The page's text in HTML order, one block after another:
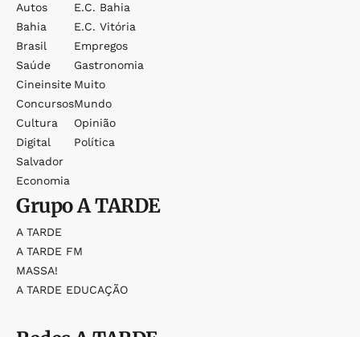
Autos
Bahia
Brasil
Saúde
Cineinsite
Concursos
Cultura
Digital
Salvador
Economia
E.c. Bahia
E.c. Vitória
Empregos
Gastronomia
Muito
Mundo
Opinião
Política
GrupoA TARDE
A TARDE
A TARDE FM
MASSA!
A TARDE EDUCAÇÃO